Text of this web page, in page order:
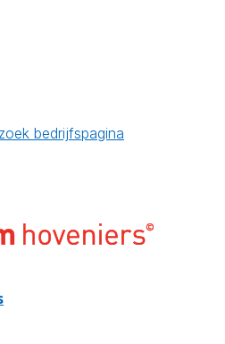
bedrijfspagina